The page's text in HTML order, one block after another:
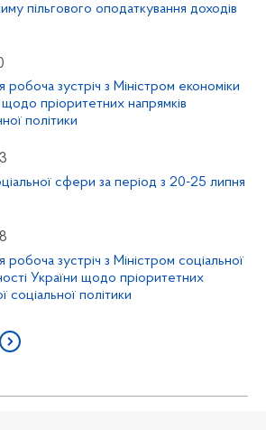
пільгового оподаткування доходів
робоча зустріч з Міністром економіки
щодо пріоритетних напрямків
політики
сфери за період з 20-25 липня
робоча зустріч з Міністром соціальної
України щодо пріоритетних
соціальної політики